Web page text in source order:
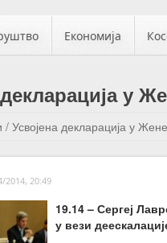
Економија
у
/ Усвојена декларација у
2014, 20:49
19.14 – Сергеј
у вези